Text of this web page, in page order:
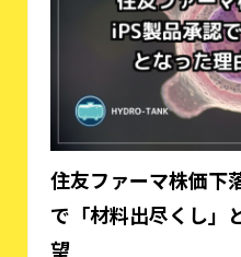
住友ファーマ株価下
で「材料出尽くし」
望